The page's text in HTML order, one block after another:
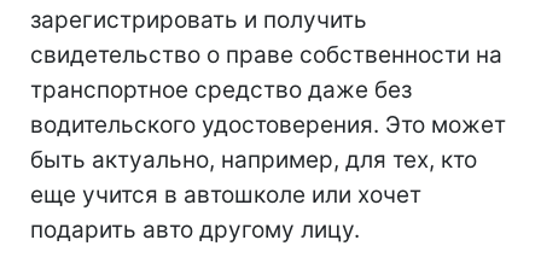
зарегистрировать и получить
свидетельство о праве собственности на
транспортное средство даже без
водительского удостоверения. Это может
быть актуально, например, для тех, кто
еще учится в автошколе или хочет
подарить авто другому лицу.